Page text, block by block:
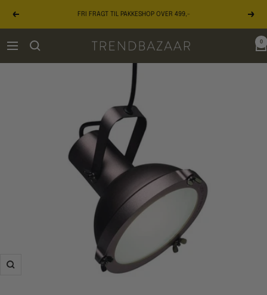
Forrige FRI FRAGT TIL PAKKESHOP OVER 499,-
Navigation TRENDBAZAAR
0
Zoom